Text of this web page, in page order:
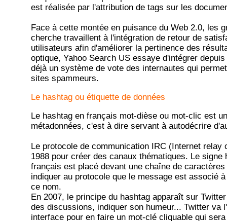
est réalisée par l'attribution de tags sur les
Face à cette montée en puisance du Web 2.0, les
cherche travaillent à l'intégration de retour de
utilisateurs afin d'améliorer la pertinence des
optique, Yahoo Search US essaye d'intégrer
déjà un système de vote des internautes qui
sites spammeurs.
Le hashtag ou étiquette de données
Le hashtag en français mot-dièse ou mot-clic est
métadonnées, c'est à dire servant à autodécrire
Le protocole de communication IRC (Internet relay
1988 pour créer des canaux thématiques. Le signe
français est placé devant une chaîne de
indiquer au protocole que le message est associé
ce nom.
En 2007, le principe du hashtag apparaît sur
des discussions, indiquer son humeur... Twitter va
interface pour en faire un mot-clé cliquable qui